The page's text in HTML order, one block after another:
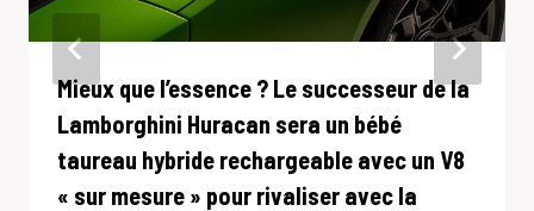
Mieux que l’essence ? Le successeur de la
Lamborghini Huracan sera un bébé
taureau hybride rechargeable avec un V8
« sur mesure » pour rivaliser avec la